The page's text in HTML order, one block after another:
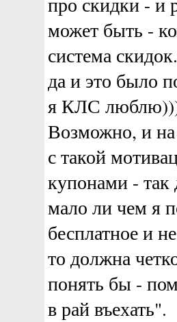
может быть -
система
да и это было
я КЛС
Возможно, и на
с такой
купонами - так
мало ли чем я
бесплатное и
то должна
понять бы -
в рай въехать".